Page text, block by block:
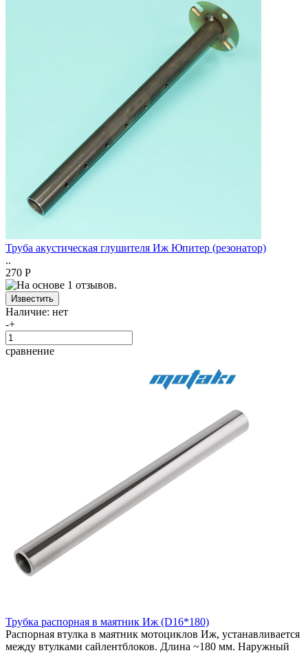
Труба акустическая глушителя Иж Юпитер (резонатор)
..
270 Р
Наличие: нет
-+
сравнение
Трубка распорная в маятник Иж (D16*180)
Распорная втулка в маятник мотоциклов Иж, устанавливается
между втулками сайлентблоков. Длина ~180 мм. Наружный